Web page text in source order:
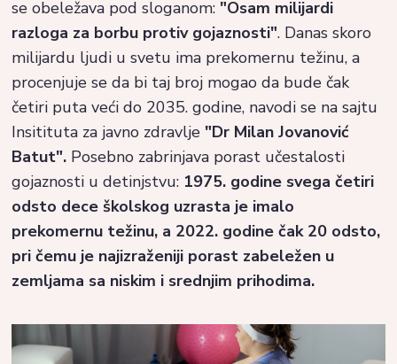
se obeležava pod sloganom: "Osam milijardi
razloga za borbu protiv gojaznosti". Danas skoro
milijardu ljudi u svetu ima prekomernu težinu, a
procenjuje se da bi taj broj mogao da bude čak
četiri puta veći do 2035. godine, navodi se na sajtu
Insitituta za javno zdravlje "Dr Milan Jovanović
Batut". Posebno zabrinjava porast učestalosti
gojaznosti u detinjstvu: 1975. godine svega četiri
odsto dece školskog uzrasta je imalo
prekomernu težinu, a 2022. godine čak 20 odsto,
pri čemu je najizraženiji porast zabeležen u
zemljama sa niskim i srednjim prihodima.